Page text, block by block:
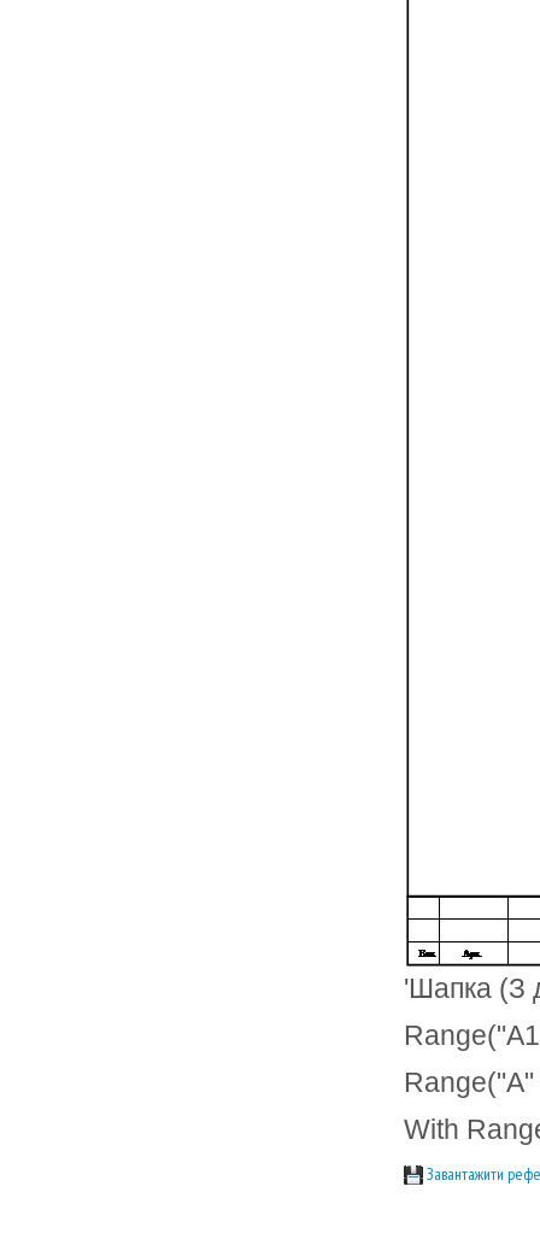
'Шапка (З
With
Завантажити